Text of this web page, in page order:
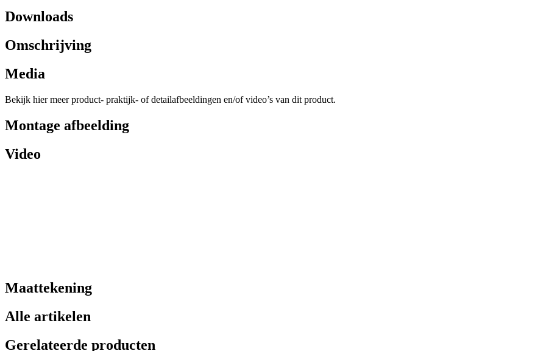
Downloads
Omschrijving
Media
Bekijk hier meer product- praktijk- of detailafbeeldingen en/of video’s van dit product.
Montage afbeelding
Video
Maattekening
Alle artikelen
Gerelateerde producten